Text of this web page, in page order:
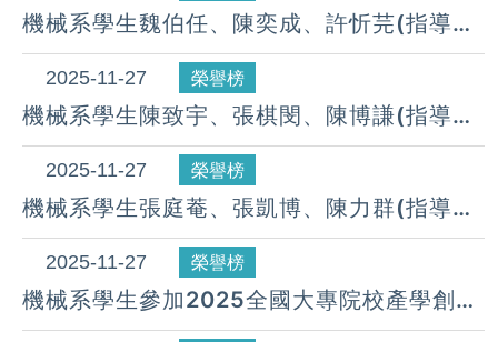
機械系學生魏伯任、陳奕成、許忻芫(指導教
授:施錫富老師(參加2025全國大專院校產學
創新實作競賽，榮獲「佳作」。 (114.11.20)
2025-11-27 榮譽榜
機械系學生陳致宇、張棋閔、陳博謙(指導教
授:施錫富老師)參加2025全國大專院校產學
創新實作競賽，榮獲「手工具創新特別
獎」。(114.11.20)
2025-11-27 榮譽榜
機械系學生張庭菴、張凱博、陳力群(指導教
授:盧銘詮老師)參加2025全國大專院校產學
創新實作競賽，榮獲「手工具創新特別
獎」。(114.11.20)
2025-11-27 榮譽榜
機械系學生參加2025全國大專院校產學創新
實作競賽，榮獲多項獎項。(114.11.20)